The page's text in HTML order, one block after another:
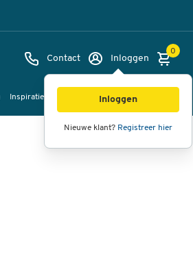
Contact Inloggen
Inloggen
Nieuwe klant? Registreer hier
0
Inspiratie360°
weergave